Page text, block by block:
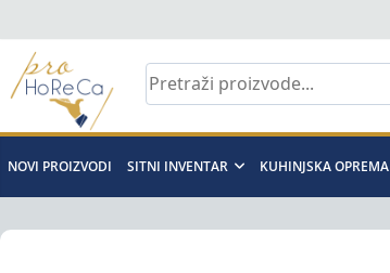
to
content
Pro
Horeca
d.o.o
NOVI PROIZVODI SITNI INVENTAR KUHINJSKA OPREMA